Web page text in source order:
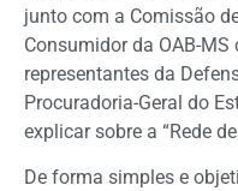
junto com a Comissão
Consumidor da OAB-
representantes da
Procuradoria-Geral do
explicar sobre a “Rede
De forma simples e